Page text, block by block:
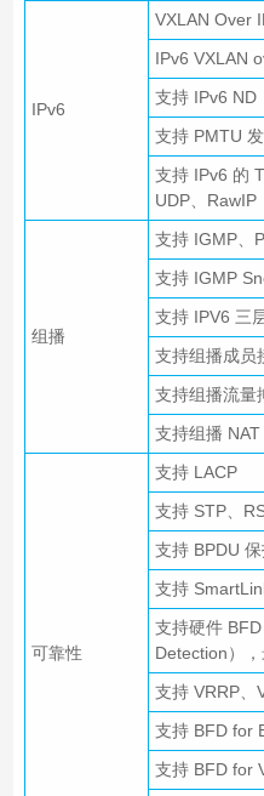
IPv6
VXLAN Over
IPv6 VXLAN
支持 IPv6 ND
支持 PMTU
支持 IPv6 的
UDP、RawIP
组播
支持 IGMP、
支持 IGMP
支持 IPV6 三
支持组播成员
支持组播流量
支持组播 NAT
可靠性
支持 LACP
支持 STP、
支持 BPDU 保
支持
支持硬件
Detection）
支持 VRRP、
支持 BFD for
支持 BFD for